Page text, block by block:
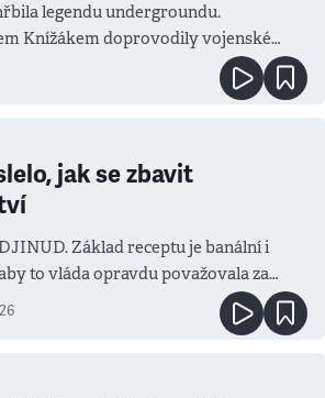
legendu undergroundu.
Knížákem doprovodily vojenské
jak se zbavit
Základ receptu je banální i
to vláda opravdu považovala za